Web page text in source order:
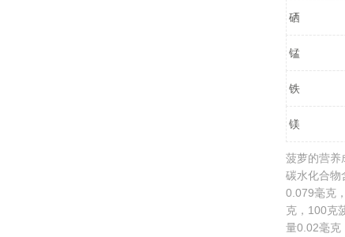
硒
锰
铁
镁
菠萝的营养
碳水化合物
0.079毫克
克，100克
量0.02毫克